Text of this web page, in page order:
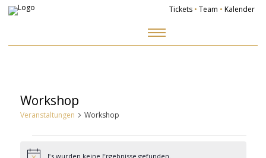
Tickets • Team • Kalender
Workshop
Veranstaltungen Workshop
Veranstaltungen
Es wurden keine Ergebnisse gefunden.